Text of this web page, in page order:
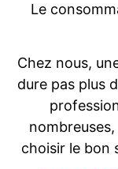
Le
Chez nous,
dure pas plus
choisir le bon